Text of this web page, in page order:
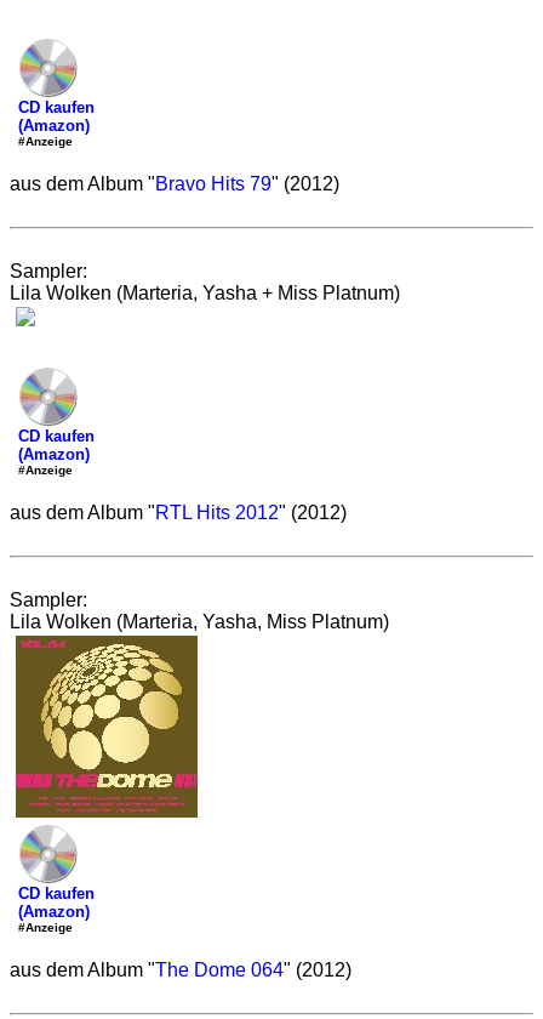
CD kaufen
(Amazon)
#Anzeige
aus dem Album "Bravo Hits 79" (2012)
Sampler:
Lila Wolken (Marteria, Yasha + Miss Platnum)
CD kaufen
(Amazon)
#Anzeige
aus dem Album "RTL Hits 2012" (2012)
Sampler:
Lila Wolken (Marteria, Yasha, Miss Platnum)
CD kaufen
(Amazon)
#Anzeige
aus dem Album "The Dome 064" (2012)